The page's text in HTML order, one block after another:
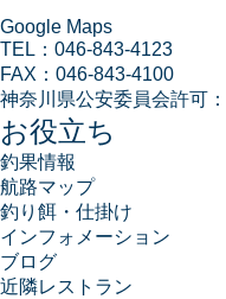
Google Maps
TEL： 046-843-4123
FAX： 046-843-4100
神奈川県公安委員会許可：
お役立ち
釣果情報
航路マップ
釣り餌・仕掛け
インフォメーション
ブログ
近隣レストラン